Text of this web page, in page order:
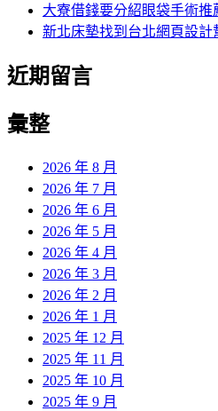
大寮借錢要分紹眼袋手術
新北床墊找到台北網頁設
近期留言
彙整
2026 年 8 月
2026 年 7 月
2026 年 6 月
2026 年 5 月
2026 年 4 月
2026 年 3 月
2026 年 2 月
2026 年 1 月
2025 年 12 月
2025 年 11 月
2025 年 10 月
2025 年 9 月